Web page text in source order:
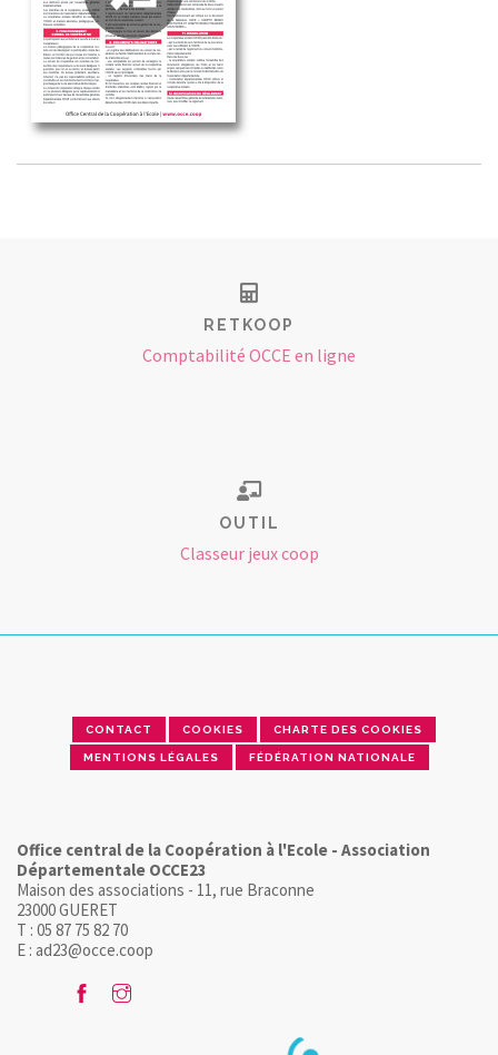
RETKOOP
Comptabilité OCCE en ligne
OUTIL
Classeur jeux coop
CONTACT COOKIES CHARTE DES COOKIES
MENTIONS LÉGALES FÉDÉRATION NATIONALE
Office central de la Coopération à l'Ecole - Association
Départementale OCCE23
Maison des associations - 11, rue Braconne
23000 GUERET
T : 05 87 75 82 70
E : ad23@occe.coop